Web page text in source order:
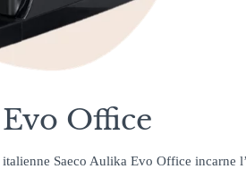
Office
Saeco Aulika Evo Office incarne